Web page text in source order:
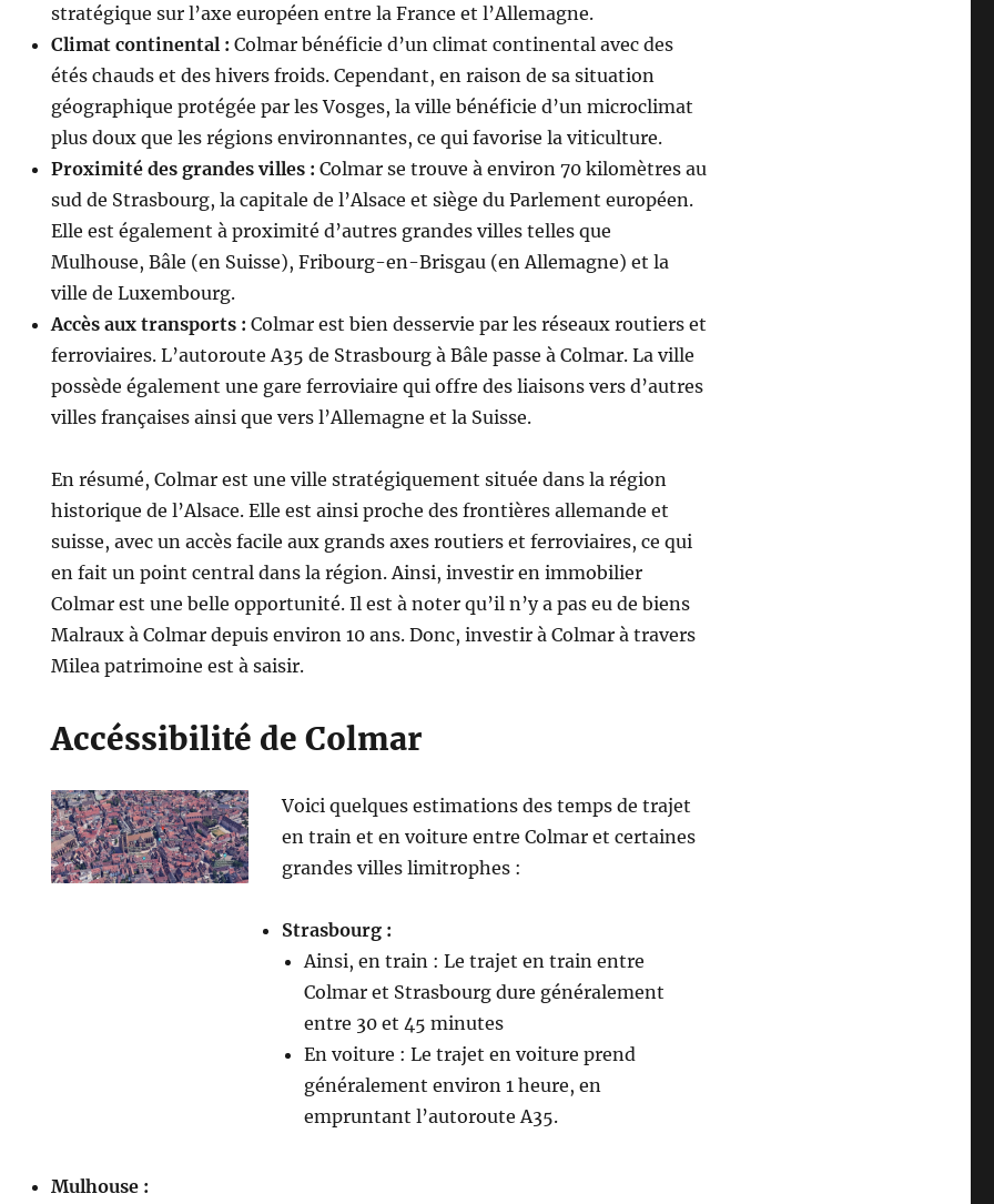
stratégique sur l’axe européen entre la France et l’Allemagne.
Climat continental : Colmar bénéficie d’un climat continental avec des
étés chauds et des hivers froids. Cependant, en raison de sa situation
géographique protégée par les Vosges, la ville bénéficie d’un microclimat
plus doux que les régions environnantes, ce qui favorise la viticulture.
Proximité des grandes villes : Colmar se trouve à environ 70 kilomètres au
sud de Strasbourg, la capitale de l’Alsace et siège du Parlement européen.
Elle est également à proximité d’autres grandes villes telles que
Mulhouse, Bâle (en Suisse), Fribourg-en-Brisgau (en Allemagne) et la
ville de Luxembourg.
Accès aux transports : Colmar est bien desservie par les réseaux routiers et
ferroviaires. L’autoroute A35 de Strasbourg à Bâle passe à Colmar. La ville
possède également une gare ferroviaire qui offre des liaisons vers d’autres
villes françaises ainsi que vers l’Allemagne et la Suisse.
En résumé, Colmar est une ville stratégiquement située dans la région
historique de l’Alsace. Elle est ainsi proche des frontières allemande et
suisse, avec un accès facile aux grands axes routiers et ferroviaires, ce qui
en fait un point central dans la région. Ainsi, investir en immobilier
Colmar est une belle opportunité. Il est à noter qu’il n’y a pas eu de biens
Malraux à Colmar depuis environ 10 ans. Donc, investir à Colmar à travers
Milea patrimoine est à saisir.
Accéssibilité de Colmar
Voici quelques estimations des temps de trajet
en train et en voiture entre Colmar et certaines
grandes villes limitrophes :
Strasbourg :
Ainsi, en train : Le trajet en train entre
Colmar et Strasbourg dure généralement
entre 30 et 45 minutes
En voiture : Le trajet en voiture prend
généralement environ 1 heure, en
empruntant l’autoroute A35.
Mulhouse :